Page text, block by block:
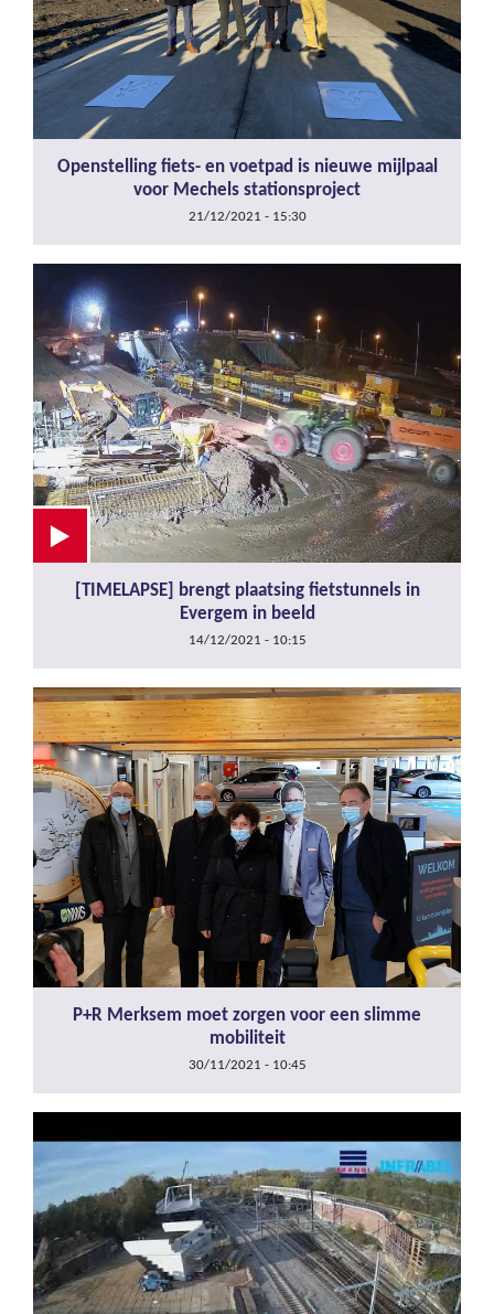
Openstelling fiets- en voetpad is nieuwe mijlpaal
voor Mechels stationsproject
21/12/2021 - 15:30
[TIMELAPSE] brengt plaatsing fietstunnels in
Evergem in beeld
14/12/2021 - 10:15
P+R Merksem moet zorgen voor een slimme
mobiliteit
30/11/2021 - 10:45